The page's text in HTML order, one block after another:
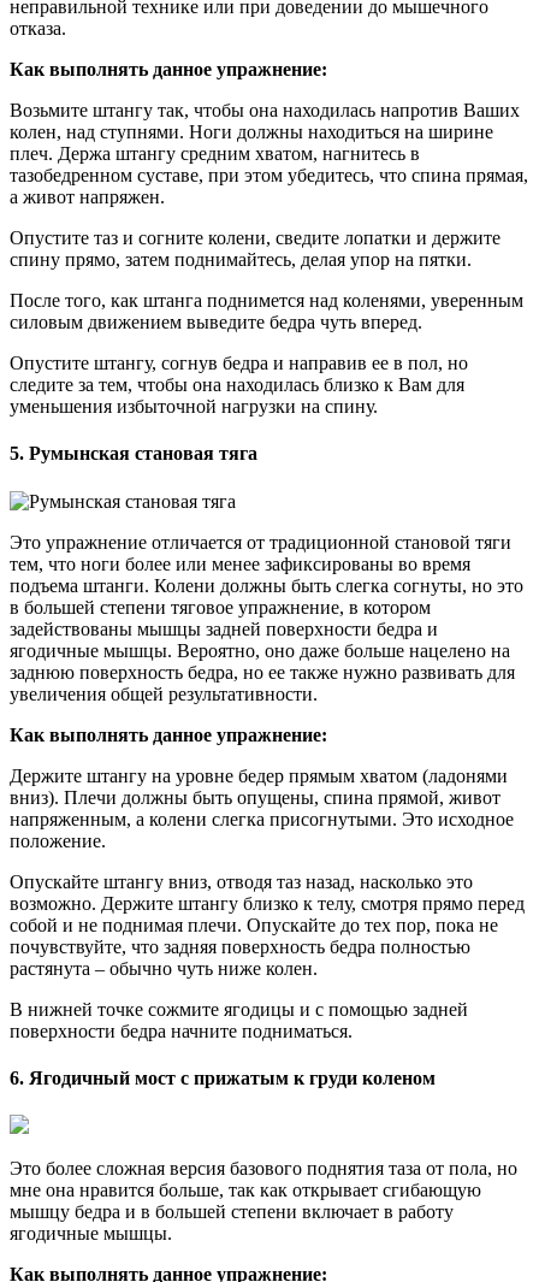
неправильной технике или при доведении до мышечного
отказа.
Как выполнять данное упражнение:
Возьмите штангу так, чтобы она находилась напротив Ваших
колен, над ступнями. Ноги должны находиться на ширине
плеч. Держа штангу средним хватом, нагнитесь в
тазобедренном суставе, при этом убедитесь, что спина прямая,
а живот напряжен.
Опустите таз и согните колени, сведите лопатки и держите
спину прямо, затем поднимайтесь, делая упор на пятки.
После того, как штанга поднимется над коленями, уверенным
силовым движением выведите бедра чуть вперед.
Опустите штангу, согнув бедра и направив ее в пол, но
следите за тем, чтобы она находилась близко к Вам для
уменьшения избыточной нагрузки на спину.
5. Румынская становая тяга
Это упражнение отличается от традиционной становой тяги
тем, что ноги более или менее зафиксированы во время
подъема штанги. Колени должны быть слегка согнуты, но это
в большей степени тяговое упражнение, в котором
задействованы мышцы задней поверхности бедра и
ягодичные мышцы. Вероятно, оно даже больше нацелено на
заднюю поверхность бедра, но ее также нужно развивать для
увеличения общей результативности.
Как выполнять данное упражнение:
Держите штангу на уровне бедер прямым хватом (ладонями
вниз). Плечи должны быть опущены, спина прямой, живот
напряженным, а колени слегка присогнутыми. Это исходное
положение.
Опускайте штангу вниз, отводя таз назад, насколько это
возможно. Держите штангу близко к телу, смотря прямо перед
собой и не поднимая плечи. Опускайте до тех пор, пока не
почувствуйте, что задняя поверхность бедра полностью
растянута – обычно чуть ниже колен.
В нижней точке сожмите ягодицы и с помощью задней
поверхности бедра начните подниматься.
6. Ягодичный мост с прижатым к груди коленом
Это более сложная версия базового поднятия таза от пола, но
мне она нравится больше, так как открывает сгибающую
мышцу бедра и в большей степени включает в работу
ягодичные мышцы.
Как выполнять данное упражнение: